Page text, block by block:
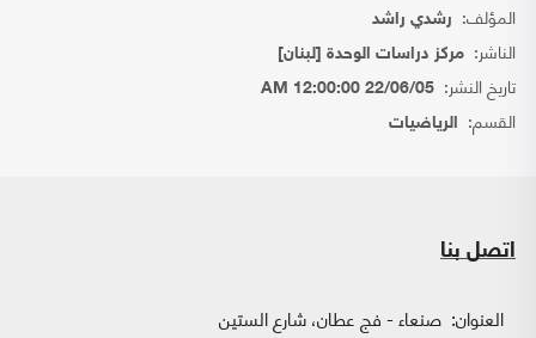
المؤلف: رشدي راشد
الناشر: مركز دراسات الوحدة [لبنان]
تاريخ النشر: 22/06/05 12:00:00 AM
القسم: الرياضيات
اتصل بنا
العنوان: صنعاء - فج عطان، شارع الستين